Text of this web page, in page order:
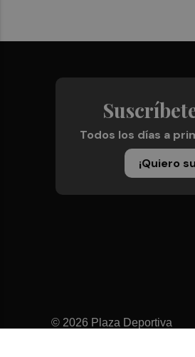
Todos los días a
¡Quiero
© 2026 Plaza Deportiva